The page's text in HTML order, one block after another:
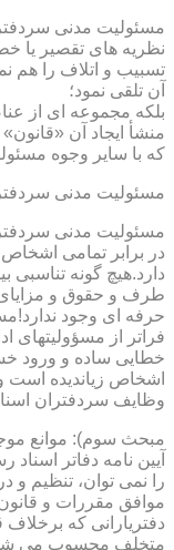
مسئولیت مدنی
نظریه های تقصیر یا
تسبیب و اتلاف را هم
آن تلقی نمود؛
بلکه مجموعه ای از
منشأ ایجاد آن
که با سایر وجوه
مسئولیت مدنی سردفتر
مسئولیت مدنی
در برابر تمامی
دارد.هیچ گونه
طرف و حقوق و
حرفه ای وجود
فراتر از
خطایی ساده و ورود
اشخاص زیاندیده است
وظایف سردفتران
را نمی توان، تنظیم و
موافق مقررات و
دفتریارانی که
متخلف محسوب می